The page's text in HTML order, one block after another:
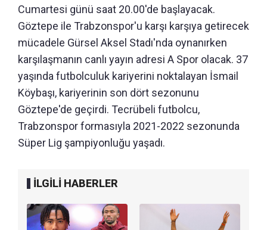
Cumartesi günü saat 20.00'de başlayacak.
Göztepe ile Trabzonspor'u karşı karşıya getirecek
mücadele Gürsel Aksel Stadı'nda oynanırken
karşılaşmanın canlı yayın adresi A Spor olacak. 37
yaşında futbolculuk kariyerini noktalayan İsmail
Köybaşı, kariyerinin son dört sezonunu
Göztepe'de geçirdi. Tecrübeli futbolcu,
Trabzonspor formasıyla 2021-2022 sezonunda
Süper Lig şampiyonluğu yaşadı.
İLGİLİ HABERLER